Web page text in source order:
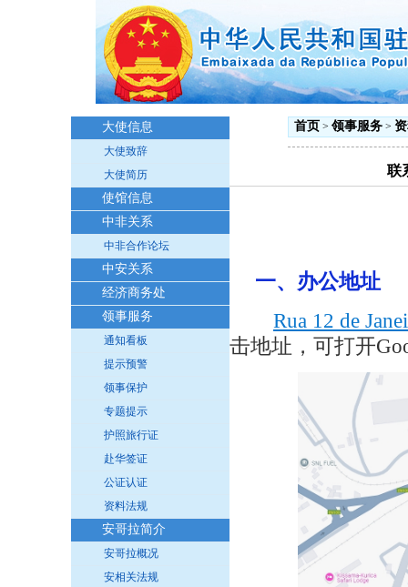
大使信息
大使致辞
大使简历
使馆信息
中非关系
中非合作论坛
中安关系
经济商务处
领事服务
通知看板
提示预警
领事保护
专题提示
护照旅行证
赴华签证
公证认证
资料法规
安哥拉简介
安哥拉概况
安相关法规
首页 > 领事服务 >
联
一、办公地址
Rua 12 de
击地址，可打开